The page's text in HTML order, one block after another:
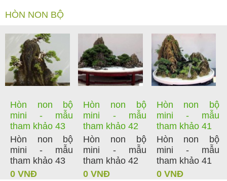
HÒN NON BỘ
Hòn non bộ
mini - mẫu
tham khảo 43
Hòn non bộ
mini - mẫu
tham khảo 43
0 VNĐ
Hòn non bộ
mini - mẫu
tham khảo 42
Hòn non bộ
mini - mẫu
tham khảo 42
0 VNĐ
Hòn non bộ
mini - mẫu
tham khảo 41
Hòn non bộ
mini - mẫu
tham khảo 41
0 VNĐ